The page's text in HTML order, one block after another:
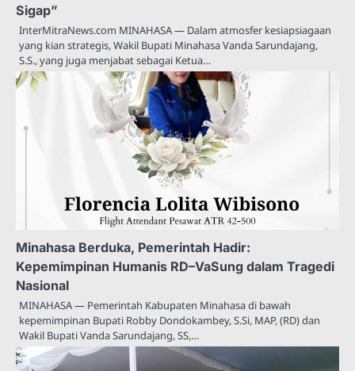
Sigap”
InterMitraNews.com MINAHASA — Dalam atmosfer kesiapsiagaan
yang kian strategis, Wakil Bupati Minahasa Vanda Sarundajang,
S.S., yang juga menjabat sebagai Ketua…
Minahasa Berduka, Pemerintah Hadir:
Kepemimpinan Humanis RD–VaSung dalam Tragedi
Nasional
MINAHASA — Pemerintah Kabupaten Minahasa di bawah
kepemimpinan Bupati Robby Dondokambey, S.Si, MAP, (RD) dan
Wakil Bupati Vanda Sarundajang, SS,…